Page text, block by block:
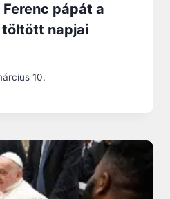
pápát a
töltött napjai
10.